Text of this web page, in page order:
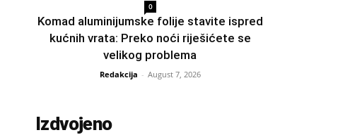
0
Komad aluminijumske folije stavite ispred
kućnih vrata: Preko noći riješićete se
velikog problema
Redakcija - August 7, 2026
Izdvojeno